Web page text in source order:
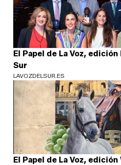
El Papel de La Voz,
Sur
LAVOZDELSUR.ES
El Papel de La Voz,